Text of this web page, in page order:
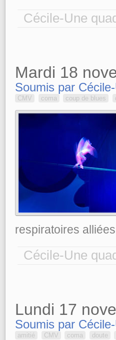
Cécile-Une
Mardi 18
Soumis par
CMV coma coup de blues
respiratoires
Cécile-Une
Lundi 17
Soumis par
amitié CMV coma doute